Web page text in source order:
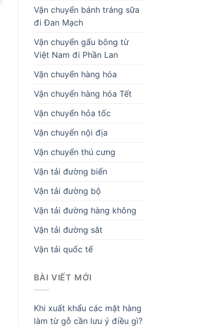
Vận chuyển bánh tráng sữa
đi Đan Mạch
Vận chuyển gấu bông từ
Việt Nam đi Phần Lan
Vận chuyển hàng hóa
Vận chuyển hàng hóa Tết
Vận chuyển hỏa tốc
Vận chuyển nội địa
Vận chuyển thú cưng
Vận tải đường biển
Vận tải đường bộ
Vận tải đường hàng không
Vận tải đường sắt
Vận tải quốc tế
BÀI VIẾT MỚI
Khi xuất khẩu các mặt hàng
làm từ gỗ cần lưu ý điều gì?